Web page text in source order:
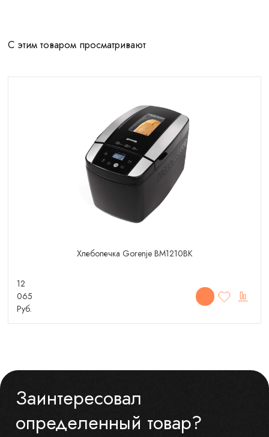
С этим товаром просматривают
Хлебопечка Gorenje BM1210BK
12
065
Руб.
Заинтересовал
определенный товар?